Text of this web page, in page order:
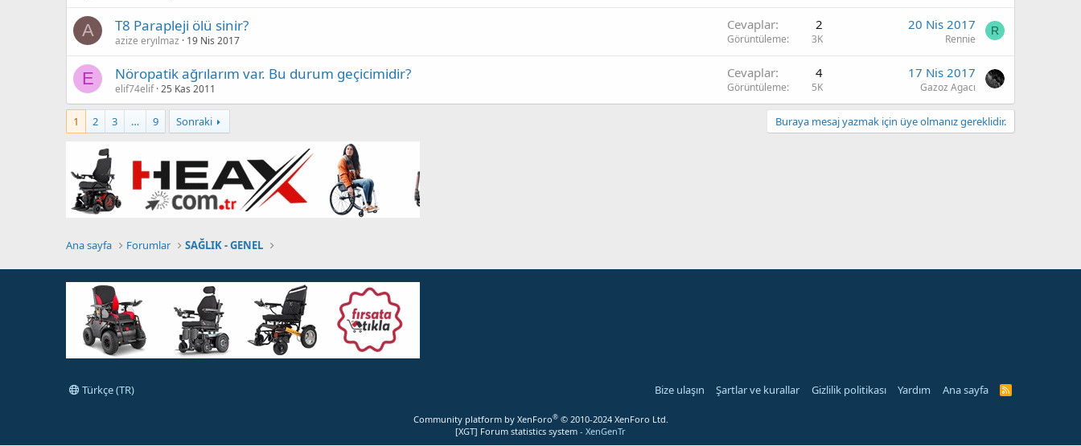
A T8 Parapleji ölü sinir?
azize eryılmaz 19 Nis 2017
Cevaplar 2
Görüntüleme 3K
20 Nis 2017
Rennie
R
E Nöropatik ağrılarım var. Bu durum geçicimidir?
elif74elif 25 Kas 2011
Cevaplar 4
Görüntüleme 5K
17 Nis 2017
Gazoz Agacı
1 2 3 … 9 Sonraki Buraya mesaj yazmak için üye olmanız gereklidir.
Ana sayfa Forumlar SAĞLIK - GENEL
Türkçe (TR) Bize ulaşın Şartlar ve kurallar Gizlilik politikası Yardım Ana sayfa
R
Community platform by XenForo® © 2010-2024 XenForo Ltd.
[XGT] Forum statistics system - XenGenTr